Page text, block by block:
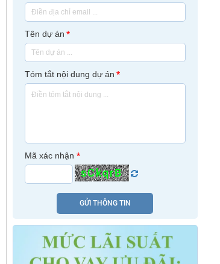
Tên dự án *
Tóm tắt nội dung dự án *
Mã xác nhận *
sCkqrB
GỬI THÔNG TIN